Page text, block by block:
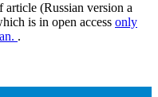
article (Russian version a
is in open access only
.